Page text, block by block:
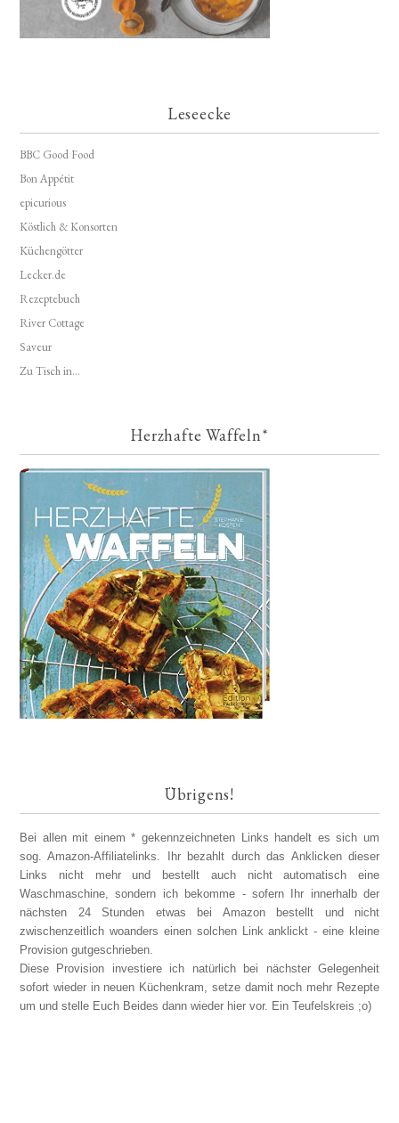
Leseecke
BBC Good Food
Bon Appétit
epicurious
Köstlich & Konsorten
Küchengötter
Lecker.de
Rezeptebuch
River Cottage
Saveur
Zu Tisch in...
Herzhafte Waffeln*
Übrigens!
Bei allen mit einem * gekennzeichneten Links handelt es sich um
sog. Amazon-Affiliatelinks. Ihr bezahlt durch das Anklicken dieser
Links nicht mehr und bestellt auch nicht automatisch eine
Waschmaschine, sondern ich bekomme - sofern Ihr innerhalb der
nächsten 24 Stunden etwas bei Amazon bestellt und nicht
zwischenzeitlich woanders einen solchen Link anklickt - eine kleine
Provision gutgeschrieben.
Diese Provision investiere ich natürlich bei nächster Gelegenheit
sofort wieder in neuen Küchenkram, setze damit noch mehr Rezepte
um und stelle Euch Beides dann wieder hier vor. Ein Teufelskreis ;o)